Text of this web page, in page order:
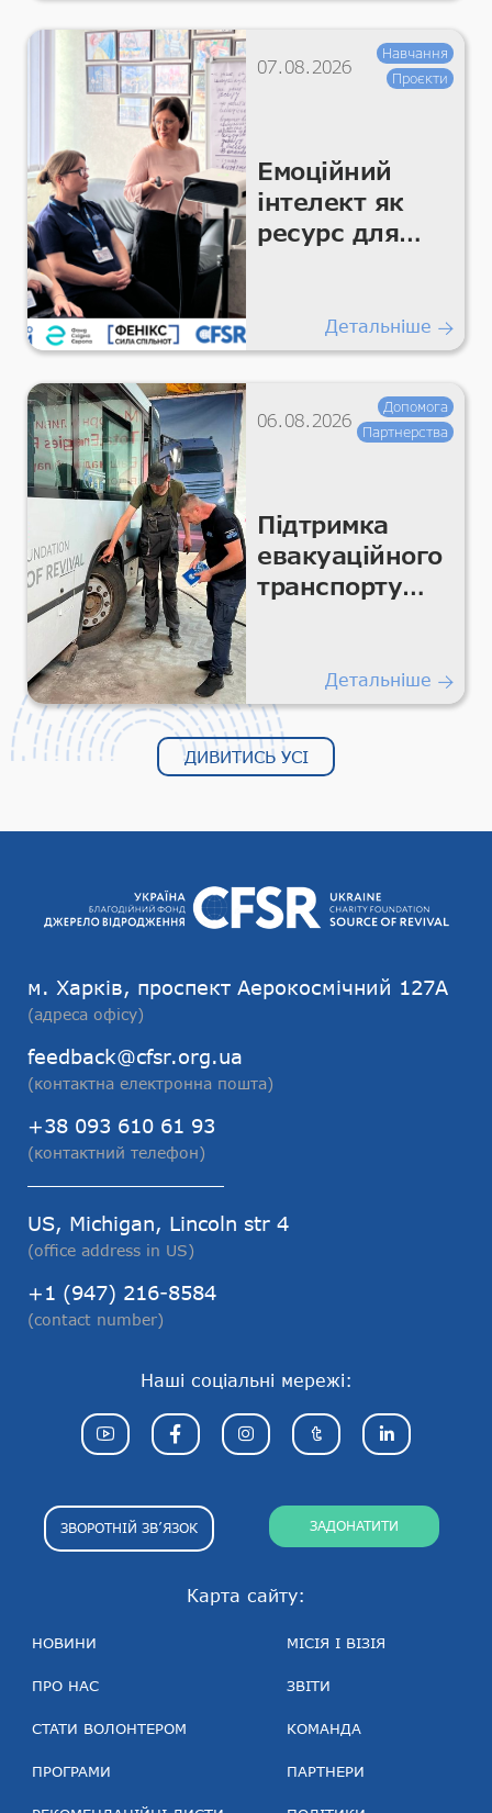
важливих
умов та
07.08.2026
Навчання
Проєкти
Емоційний
інтелект як
ресурс для
Детальніше
06.08.2026
Допомога
Партнерства
Підтримка
евакуаційного
транспорту
перевезень
Детальніше
ДИВИТИСЬ УСІ
м. Харків, проспект Аерокосмічний 127А
(адреса офісу)
feedback@cfsr.org.ua
(контактна електронна пошта)
+38 093 610 61 93
(контактний телефон)
US, Michigan, Lincoln str 4
(office address in US)
+1 (947) 216-8584
(contact number)
Карта сайту:
НОВИНИ
ПРО НАС
СТАТИ ВОЛОНТЕРОМ
ПРОГРАМИ
МІСІЯ І ВІЗІЯ
ЗВІТИ
КОМАНДА
ПАРТНЕРИ
Наші соціальні мережі:
ЗВОРОТНІЙ ЗВ’ЯЗОК ЗАДОНАТИТИ